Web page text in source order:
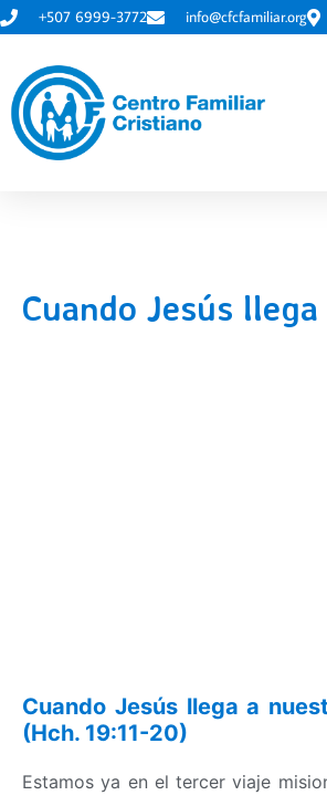
+507 6999-3772 info@cfcfamiliar.org
Cuando Jesús
Cuando Jesús llega a
(Hch. 19:11-20)
Estamos ya en el tercer viaje